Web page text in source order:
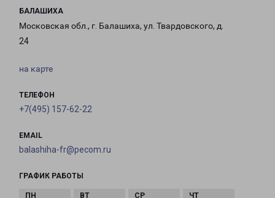
БАЛАШИХА
Московская обл., г. Балашиха, ул. Твардовского, д.
24
на карте
ТЕЛЕФОН
+7(495) 157-62-22
EMAIL
balashiha-fr@pecom.ru
ГРАФИК РАБОТЫ